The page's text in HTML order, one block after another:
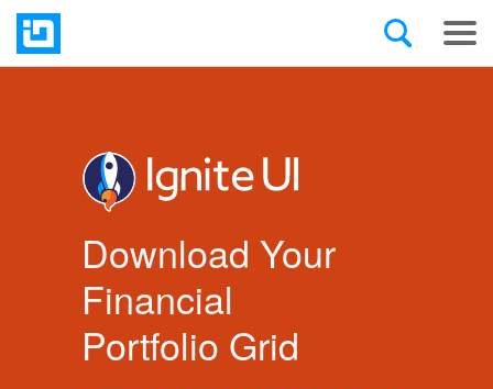
Download Your
Financial
Portfolio Grid